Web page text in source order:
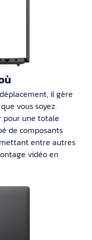
il gère
vous soyez.
pour une totale
de composants
entre autres
vidéo en